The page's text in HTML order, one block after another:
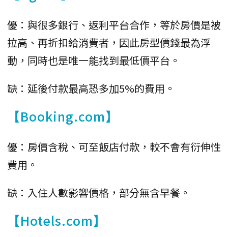
優：與很多銀行、返利平台合作，等於房價是被
拉高、再折扣給消費者，因此房型價錢最為浮
動，同時也是唯一能找到最低價平台。
缺：延後付款最高恐多加5%的費用。
【Booking.com】
優：房價含稅、可至飯店付款，較不會有衍伸性
費用。
缺：入住人數影響價格，部分無含早餐。
【Hotels.com】